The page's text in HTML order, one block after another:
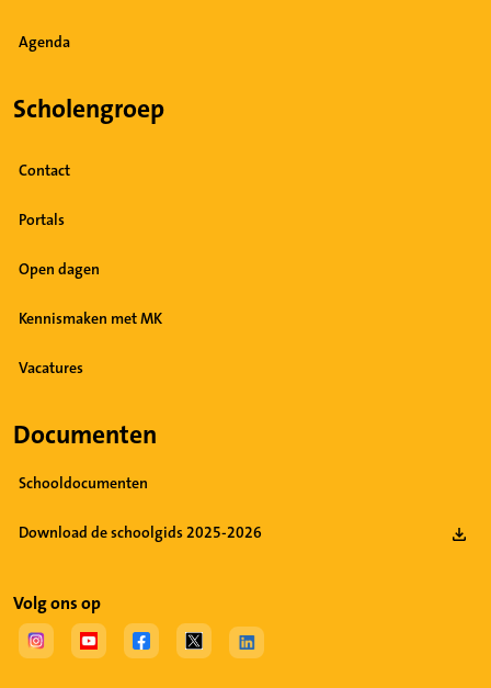
Agenda
Scholengroep
Contact
Portals
Open dagen
Kennismaken met MK
Vacatures
Documenten
Schooldocumenten
Download de schoolgids 2025-2026
Volg ons op
(Opent in een nieuw tabblad)
(Opent in een nieuw tabblad)
(Opent in een nieuw tabblad)
(Opent in een nieuw tabblad)